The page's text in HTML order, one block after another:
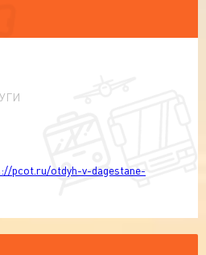
pcot.ru/otdyh-v-dagestane-